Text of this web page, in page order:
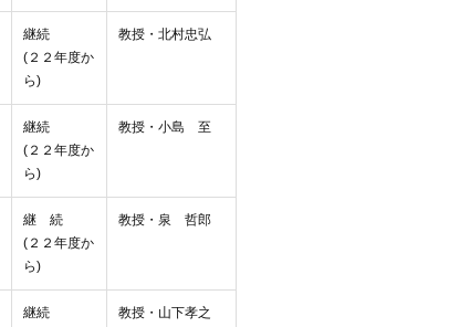
継続
(２２年度か
ら)
教授・北村忠弘
継続
(２２年度か
ら)
教授・小島 至
継 続
(２２年度か
ら)
教授・泉 哲郎
継続
教授・山下孝之